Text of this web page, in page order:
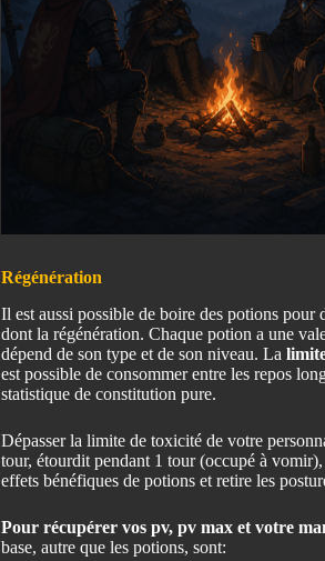
Régénération
Il est aussi possible de boire des potions pour
dont la régénération. Chaque potion a une
dépend de son type et de son niveau. La
est possible de consommer entre les repos
statistique de constitution pure.
Dépasser la limite de toxicité de votre
tour, étourdit pendant 1 tour (occupé à
effets bénéfiques de potions et retire les
Pour récupérer vos pv, pv max et votre
base, autre que les potions, sont: